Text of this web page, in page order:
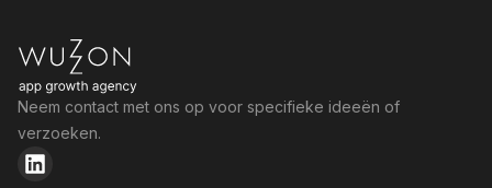
Neem contact met ons op voor specifieke ideeën of
verzoeken.